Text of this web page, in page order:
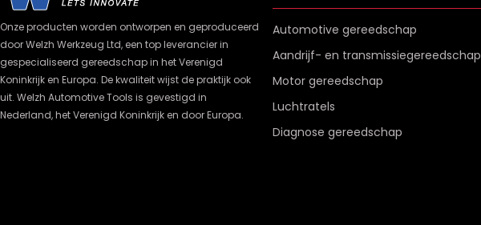
Onze producten worden ontworpen en geproduceerd
door Welzh Werkzeug Ltd, een top leverancier in
gespecialiseerd gereedschap in het Verenigd
Koninkrijk en Europa. De kwaliteit wijst de praktijk ook
uit. Welzh Automotive Tools is gevestigd in
Nederland, het Verenigd Koninkrijk en door Europa.
Automotive gereedschap
Aandrijf- en transmissiegereedschap
Motor gereedschap
Luchtratels
Diagnose gereedschap